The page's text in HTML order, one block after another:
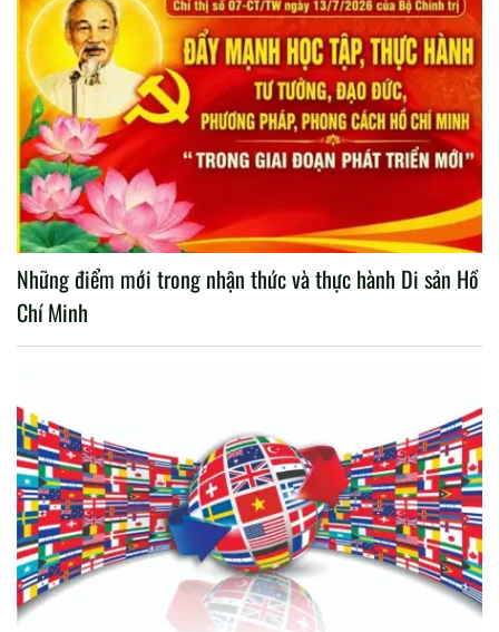
Những điểm mới trong nhận thức và thực hành Di sản Hồ
Chí Minh